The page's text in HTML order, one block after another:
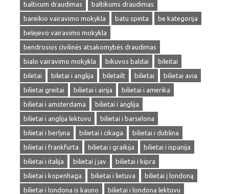
balticum draudimas
baltikums draudimas
bareikio vairavimo mokykla
batu spinta
be kategorija
belejevo vairavimo mokykla
bendrosios civilinės atsakomybės draudimas
bialo vairavimo mokykla
bikuvos baldai
bileitai
biletai
biletai i anglija biletailt bilietai
bilietai avia
bilietai greitai
bilietai i airija
bilietai i amerika
bilietai i amsterdama
bilietai i anglija
bilietai i anglija lektuvu
bilietai i barselona
bilietai i berlyna
bilietai i cikaga
bilietai i dublina
bilietai i frankfurta
bilietai i graikija
bilietai i ispanija
bilietai i italija
bilietai į jav
bilietai i kipra
bilietai i kopenhaga
bilietai i lietuva
bilietai į londoną
bilietai i londona is kauno
bilietai i londona lektuvu